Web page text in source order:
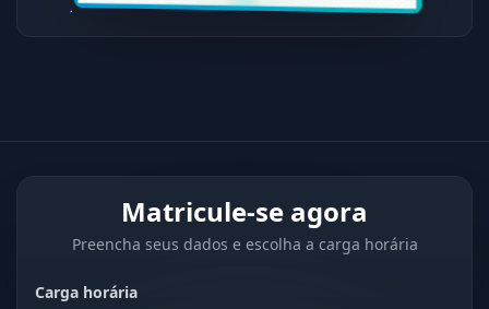
Matricule-se agora
Preencha seus dados e escolha a carga horária
Carga horária